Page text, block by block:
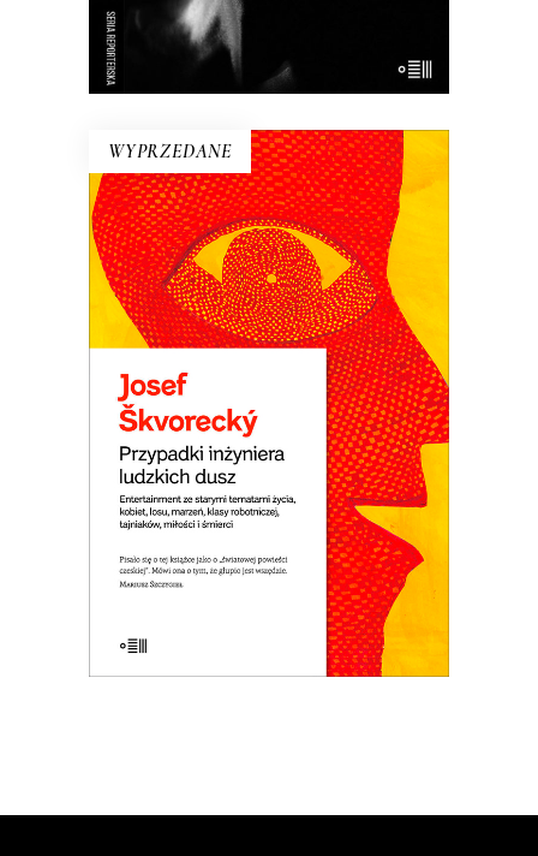
WYPRZEDANE
E-BOOK DO KOSZYKA
PRZYPADKI INŻYNIERA
LUDZKICH DUSZ
Powieść rzeka. Płyną nią setki
dramatycznych i śmiesznych ludzkich
losów. Wojna i komunizm. Miłość do
dziewcząt i saksofonu. Ucieczka z kraju i
tęsknota za domem. Jedna z
najlepszych czeskich powieści.